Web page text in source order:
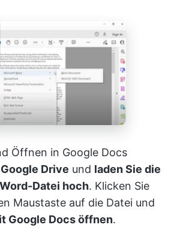
Öffnen in Google Docs
Google Drive und laden Sie die
Datei hoch. Klicken Sie
Maustaste auf die Datei und
Google Docs öffnen.